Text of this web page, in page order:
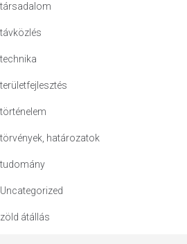
társadalom
távközlés
technika
területfejlesztés
történelem
törvények, határozatok
tudomány
Uncategorized
zöld átállás